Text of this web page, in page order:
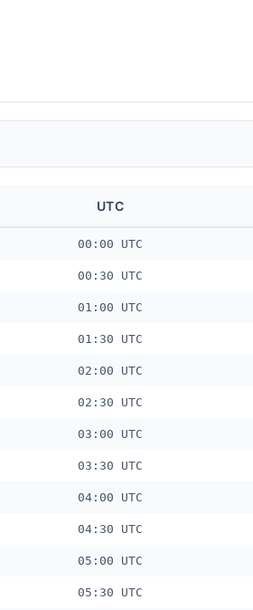
UTC
00:00 UTC
00:30 UTC
01:00 UTC
01:30 UTC
02:00 UTC
02:30 UTC
03:00 UTC
03:30 UTC
04:00 UTC
04:30 UTC
05:00 UTC
05:30 UTC